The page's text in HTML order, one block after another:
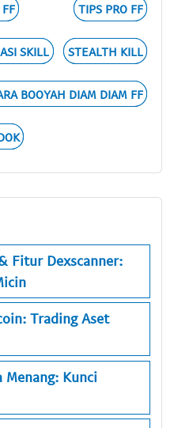
TIPS PRO FF
SKILL STEALTH KILL
BOOYAH DIAM DIAM FF
Fitur Dexscanner:
Trading Aset
Menang: Kunci